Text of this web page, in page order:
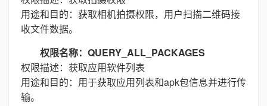
用途和目的：获取相机拍摄权限，用户扫描二维码接
收文件数据。
权限名称：QUERY_ALL_PACKAGES
权限描述：获取应用软件列表
用途和目的：用于获取应用列表和apk包信息并进行传
输。